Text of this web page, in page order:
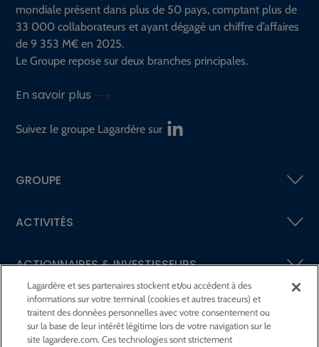
mondiale présent dans plus de 50 pays, comptant plus de
33 000 collaborateurs et ayant dégagé un chiffre d’affaires
de 9 353 M€ en 2025.
Le Groupe repose sur deux branches principales.
En savoir plus
Suivez le groupe Lagardère sur
GROUPE
ACTIVITÉS
ACTIONNAIRES &INVESTISSEURS
LA RSECHEZ LAGARDÈRE
Lagardère et ses partenaires stockent et/ou accèdent à des
informations sur votre terminal (cookies et autres traceurs) et
traitent des données personnelles avec votre consentement ou
sur la base de leur intérêt légitime lors de votre navigation sur le
site lagardere.com. Ces technologies sont strictement